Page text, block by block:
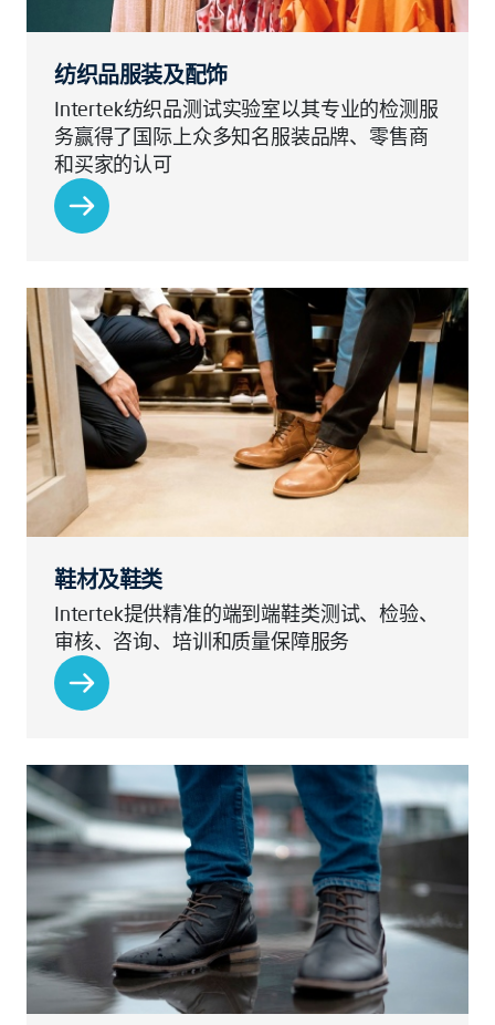
纺织品服装及配饰
Intertek纺织品测试实验室以其专业的检测服
务赢得了国际上众多知名服装品牌、零售商
和买家的认可
鞋材及鞋类
Intertek提供精准的端到端鞋类测试、检验、
审核、咨询、培训和质量保障服务